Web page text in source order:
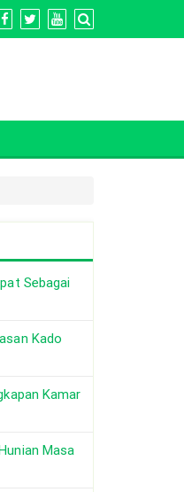
Sebagai
Kado
Kamar
Masa